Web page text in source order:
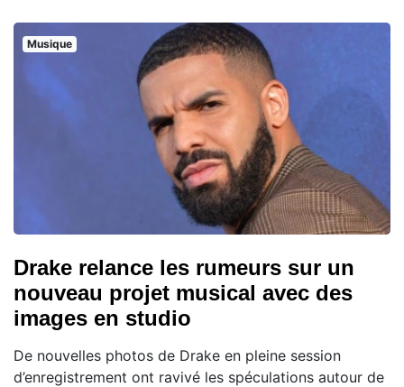
Musique
Drake relance les rumeurs sur un
nouveau projet musical avec des
images en studio
De nouvelles photos de Drake en pleine session
d’enregistrement ont ravivé les spéculations autour de